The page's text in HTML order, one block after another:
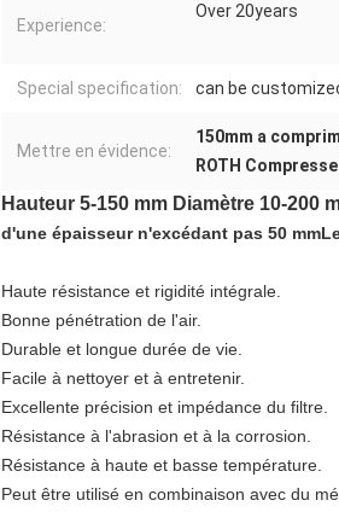
Experience:
Over 20years
Special specification: can be
Mettre en évidence:
150mm a
ROTH
Hauteur 5-150 mm Diamètre 10-
d'une épaisseur n'excédant pas 50 mm
Haute résistance et rigidité intégrale.
Bonne pénétration de l'air.
Durable et longue durée de vie.
Facile à nettoyer et à entretenir.
Excellente précision et impédance du filtre.
Résistance à l'abrasion et à la corrosion.
Résistance à haute et basse température.
Peut être utilisé en combinaison avec du